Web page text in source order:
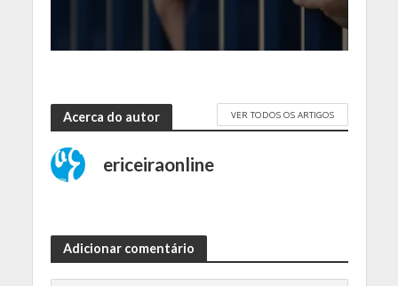
Acerca do autor VER TODOS OS ARTIGOS
ericeiraonline
Adicionar comentário